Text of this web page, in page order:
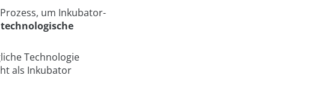
um Inkubator-
technologische
Technologie
als Inkubator